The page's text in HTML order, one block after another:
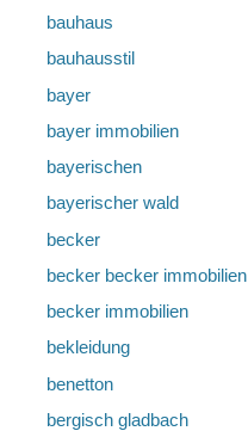
bauhaus
bauhausstil
bayer
bayer immobilien
bayerischen
bayerischer wald
becker
becker becker immobilien
becker immobilien
bekleidung
benetton
bergisch gladbach